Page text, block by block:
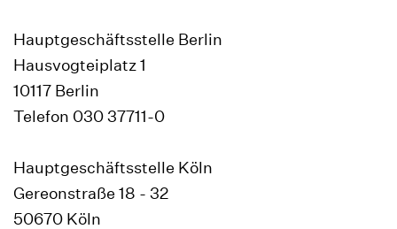
Hauptgeschäftsstelle Berlin
Hausvogteiplatz 1
10117 Berlin
Telefon 030 37711-0
Hauptgeschäftsstelle Köln
Gereonstraße 18 - 32
50670 Köln